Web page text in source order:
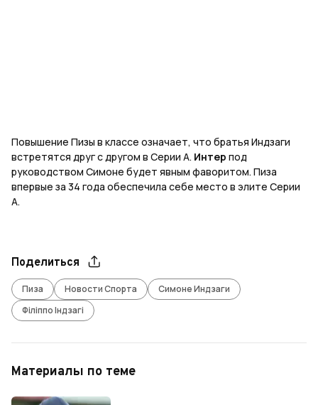
Повышение Пизы в классе означает, что братья Индзаги
встретятся друг с другом в Серии А. Интер под
руководством Симоне будет явным фаворитом. Пиза
впервые за 34 года обеспечила себе место в элите Серии
А.
Поделиться
Пиза Новости Спорта
Симоне Индзаги
Філіппо Індзагі
Материалы по теме